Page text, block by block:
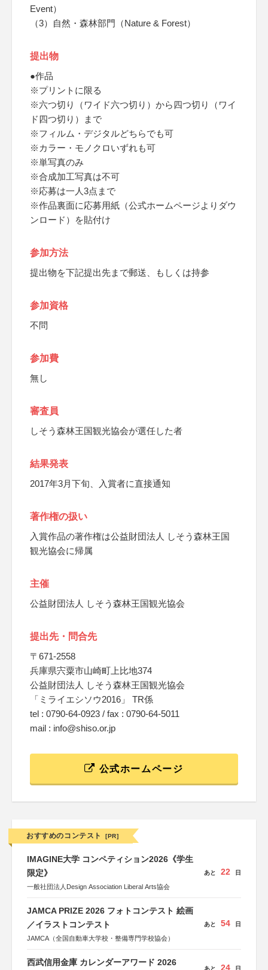
Event）
（3）自然・森林部門（Nature & Forest）
提出物
●作品
※プリントに限る
※六つ切り（ワイド六つ切り）から四つ切り（ワイ
ド四つ切り）まで
※フィルム・デジタルどちらでも可
※カラー・モノクロいずれも可
※単写真のみ
※合成加工写真は不可
※応募は一人3点まで
※作品裏面に応募用紙（公式ホームページよりダウ
ンロード）を貼付け
参加方法
提出物を下記提出先まで郵送、もしくは持参
参加資格
不問
参加費
無し
審査員
しそう森林王国観光協会が選任した者
結果発表
2017年3月下旬、入賞者に直接通知
著作権の扱い
入賞作品の著作権は公益財団法人 しそう森林王国
観光協会に帰属
主催
公益財団法人 しそう森林王国観光協会
提出先・問合先
〒671-2558
兵庫県宍粟市山崎町上比地374
公益財団法人 しそう森林王国観光協会
「ミライエシソウ2016」 TR係
tel : 0790-64-0923 / fax : 0790-64-5011
mail : info@shiso.or.jp
公式ホームページ
おすすめのコンテスト [PR]
IMAGINE大学 コンペティション2026《学生
限定》
一般社団法人Design Association Liberal Arts協会
あと 22 日
JAMCA PRIZE 2026 フォトコンテスト 絵画
／イラストコンテスト
JAMCA（全国自動車大学校・整備専門学校協会）
あと 54 日
西武信用金庫 カレンダーアワード 2026
あと 24 日